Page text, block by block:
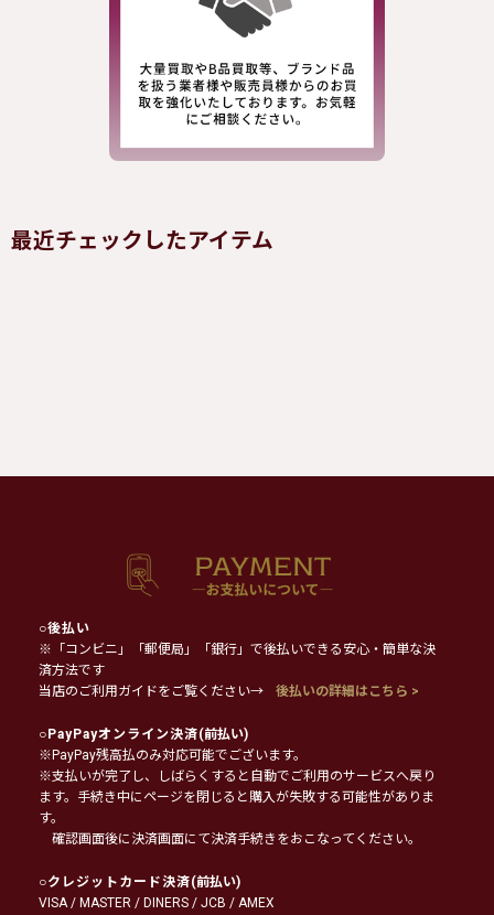
最近チェックしたアイテム
○後払い
※「コンビニ」「郵便局」「銀行」で後払いできる安心・簡単な決
済方法です
当店のご利用ガイドをご覧ください→
後払いの詳細はこちら >
○PayPayオンライン決済(前払い)
※PayPay残高払のみ対応可能でございます。
※支払いが完了し、しばらくすると自動でご利用のサービスへ戻り
ます。手続き中にページを閉じると購入が失敗する可能性がありま
す。
確認画面後に決済画面にて決済手続きをおこなってください。
○クレジットカード決済(前払い)
VISA / MASTER / DINERS / JCB / AMEX